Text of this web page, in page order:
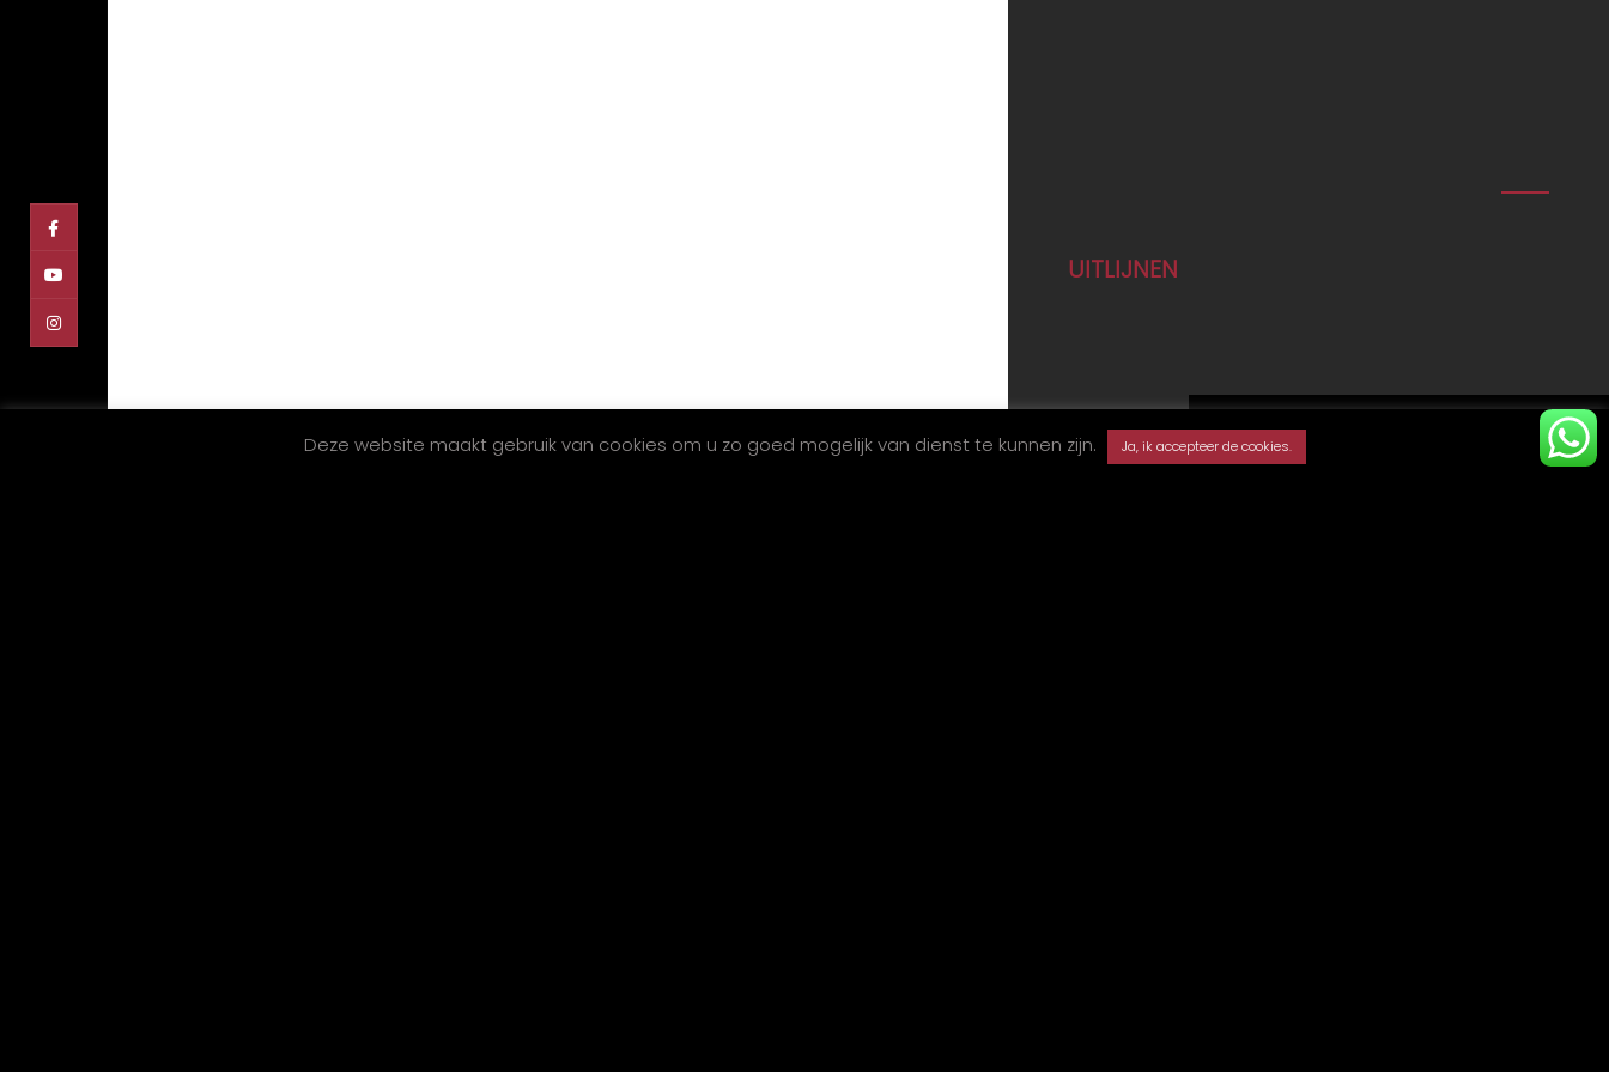
UITLIJNEN
Deze website maakt gebruik van cookies om u zo goed mogelijk van dienst te kunnen zijn. Ja, ik accepteer de cookies.